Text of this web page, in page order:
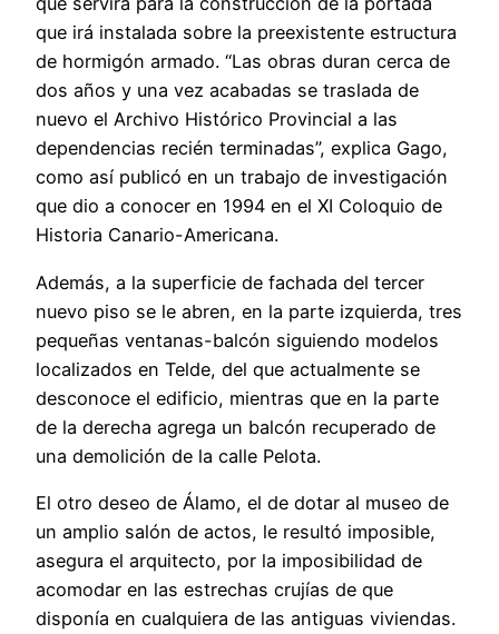
que irá instalada sobre la preexistente estructura
de hormigón armado. “Las obras duran cerca de
dos años y una vez acabadas se traslada de
nuevo el Archivo Histórico Provincial a las
dependencias recién terminadas”, explica Gago,
como así publicó en un trabajo de investigación
que dio a conocer en 1994 en el XI Coloquio de
Historia Canario-Americana.
Además, a la superficie de fachada del tercer
nuevo piso se le abren, en la parte izquierda, tres
pequeñas ventanas-balcón siguiendo modelos
localizados en Telde, del que actualmente se
desconoce el edificio, mientras que en la parte
de la derecha agrega un balcón recuperado de
una demolición de la calle Pelota.
El otro deseo de Álamo, el de dotar al museo de
un amplio salón de actos, le resultó imposible,
asegura el arquitecto, por la imposibilidad de
acomodar en las estrechas crujías de que
disponía en cualquiera de las antiguas viviendas.